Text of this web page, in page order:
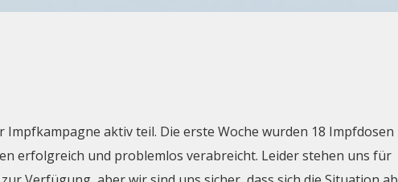
Impfkampagne aktiv teil. Die erste Woche wurden 18 Impfdosen
erfolgreich und problemlos verabreicht. Leider stehen uns für